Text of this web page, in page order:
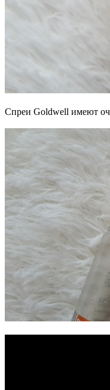
Спреи Goldwell имеют